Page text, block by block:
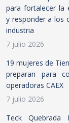
para fortalecer la
y responder a los
industria
7 julio 2026
19 mujeres de
preparan para
operadoras CAEX
7 julio 2026
Teck Quebrada